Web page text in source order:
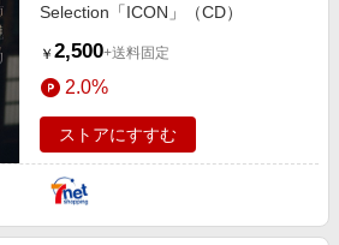
Selection「ICON」（CD）
￥ 2,500+送料固定
2.0%
ストアにすすむ